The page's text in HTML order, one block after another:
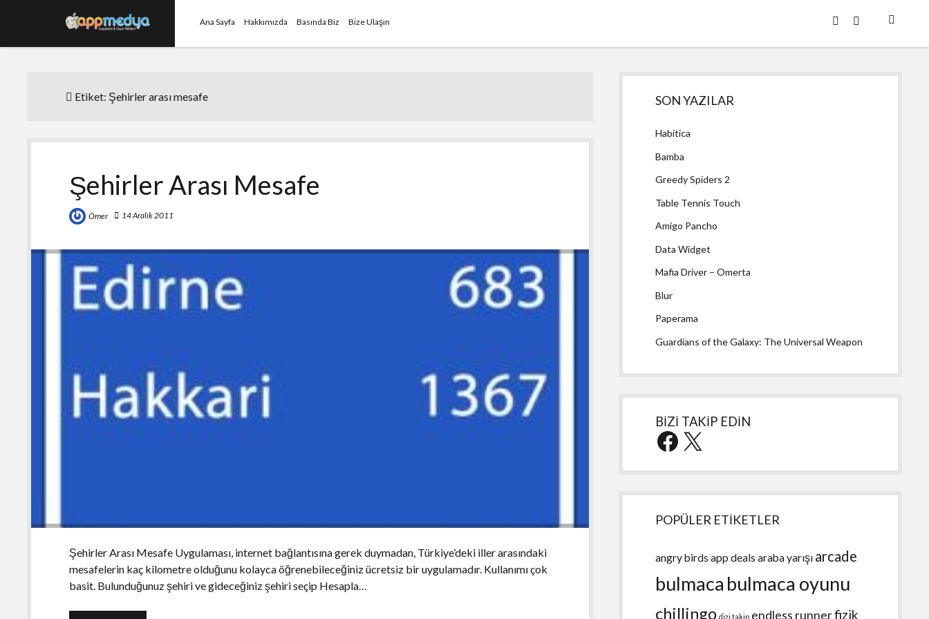
Ana Sayfa Hakkımızda Basında Biz Bize Ulaşın twitterfacebook
Etiket: Şehirler arası mesafe
Şehirler Arası Mesafe
Ömer 14 Aralık 2011
Şehirler Arası Mesafe Uygulaması, internet bağlantısına gerek duymadan, Türkiye’deki iller arasındaki
mesafelerin kaç kilometre olduğunu kolayca öğrenebileceğiniz ücretsiz bir uygulamadır. Kullanımı çok
basit. Bulunduğunuz şehiri ve gideceğiniz şehiri seçip Hesapla…
Yan
Menü
SON YAZILAR
Habitica
Bamba
Greedy Spiders 2
Table Tennis Touch
Amigo Pancho
Data Widget
Mafia Driver – Omerta
Blur
Paperama
Guardians of the Galaxy: The Universal Weapon
BİZİ TAKİP EDİN
Facebook
X
POPÜLER ETİKETLER
angry birds app deals araba yarışı arcade
bulmaca bulmaca oyunu
chillingo dizi takip endless runnerfizik